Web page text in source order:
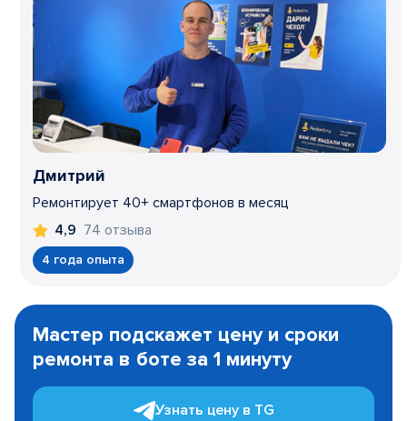
Дмитрий
Ремонтирует 40+ смартфонов в месяц
4,9 74 отзыва
4 года опыта
1
Мастер подскажет цену и сроки
ремонта в боте за 1 минуту
Узнать цену в TG